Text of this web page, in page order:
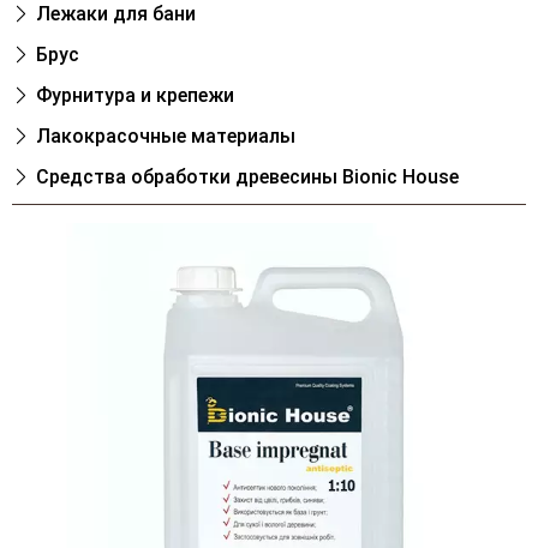
Лежаки для бани
Брус
Фурнитура и крепежи
Лакокрасочные материалы
Cредства обработки древесины Bionic House